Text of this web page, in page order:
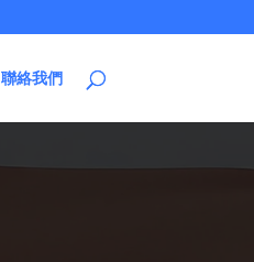
聯絡我們